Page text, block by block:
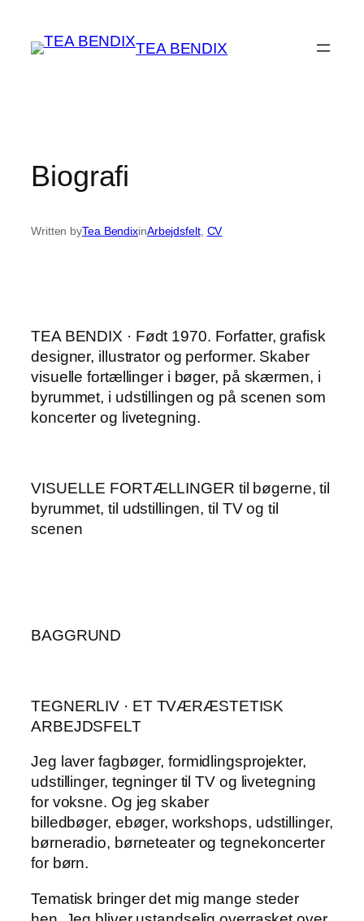
indhold
TEA BENDIX
Biografi
Written byTea BendixinArbejdsfelt, CV
TEA BENDIX · Født 1970. Forfatter, grafisk
designer, illustrator og performer. Skaber
visuelle fortællinger i bøger, på skærmen, i
byrummet, i udstillingen og på scenen som
koncerter og livetegning.
VISUELLE FORTÆLLINGER til bøgerne, til
byrummet, til udstillingen, til TV og til
scenen
BAGGRUND
TEGNERLIV · ET TVÆRÆSTETISK
ARBEJDSFELT
Jeg laver fagbøger, formidlingsprojekter,
udstillinger, tegninger til TV og livetegning
for voksne. Og jeg skaber
billedbøger, ebøger, workshops, udstillinger,
børneradio, børneteater og tegnekoncerter
for børn.
Tematisk bringer det mig mange steder